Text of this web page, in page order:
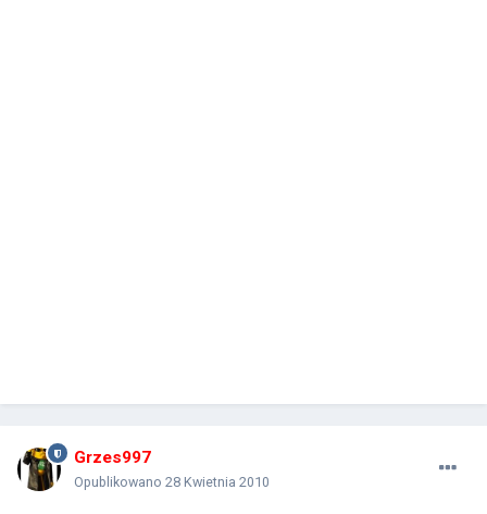
Grzes997
Opublikowano 28 Kwietnia 2010